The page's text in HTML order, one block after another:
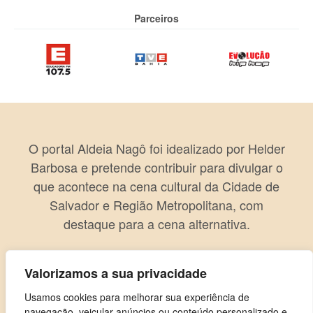
Valorizamos a sua privacidade
Usamos cookies para melhorar sua experiência de
Parceiros
O portal Aldeia Nagô foi idealizado por Helder
Barbosa e pretende contribuir para divulgar o
que acontece na cena cultural da Cidade de
Salvador e Região Metropolitana, com
destaque para a cena alternativa.